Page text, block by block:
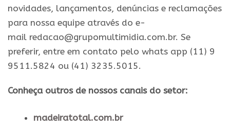
novidades, lançamentos, denúncias e reclamações
para nossa equipe através do e-
mail redacao@grupomultimidia.com.br. Se
preferir, entre em contato pelo whats app (11) 9
9511.5824 ou (41) 3235.5015.
Conheça outros de nossos canais do setor:
madeiratotal.com.br